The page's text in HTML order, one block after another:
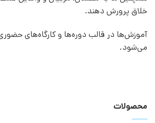
خلاق پرورش دهند.
آموزش‌ها در قالب دوره‌ها و کارگاه‌های حضوری
می‌شود.
محصولات